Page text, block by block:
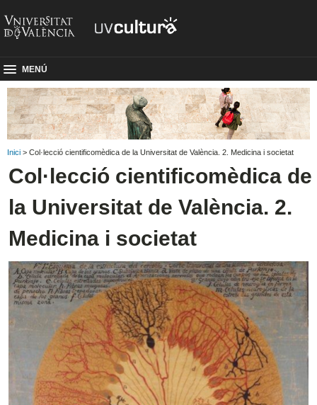
MENÚ
Inici > Col·lecció cientificomèdica de la Universitat de València. 2. Medicina i societat
Col·lecció cientificomèdica de
la Universitat de València. 2.
Medicina i societat